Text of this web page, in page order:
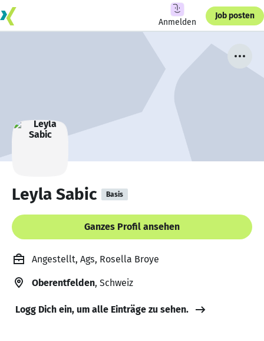
Anmelden
Job posten
Leyla Sabic Basis
Ganzes Profil ansehen
Angestellt, Ags, Rosella Broye
Oberentfelden, Schweiz
Logg Dich ein, um alle Einträge zu sehen.